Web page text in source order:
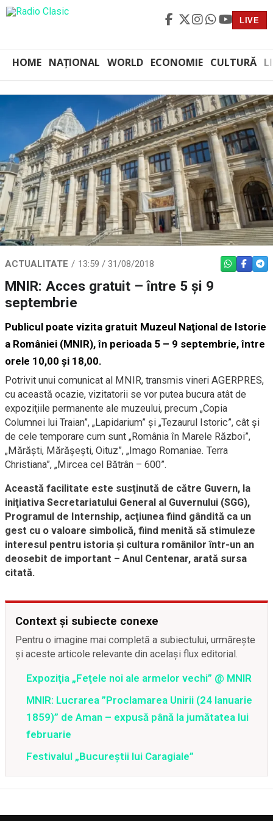
LIVE
HOME NAȚIONAL WORLD ECONOMIE CULTURĂ
ACTUALITATE 13:59 / 31/08/2018 WHATSAPP
MNIR: Acces gratuit – între 5 şi 9
septembrie
Publicul poate vizita gratuit Muzeul Naţional de Istorie
a României (MNIR), în perioada 5 – 9 septembrie, între
orele 10,00 şi 18,00.
Potrivit unui comunicat al MNIR, transmis vineri AGERPRES,
cu această ocazie, vizitatorii se vor putea bucura atât de
expoziţiile permanente ale muzeului, precum „Copia
Columnei lui Traian”, „Lapidarium” şi „Tezaurul Istoric”, cât şi
de cele temporare cum sunt „România în Marele Război”,
„Mărăşti, Mărăşeşti, Oituz”, „Imago Romaniae. Terra
Christiana”, „Mircea cel Bătrân – 600”.
Această facilitate este susţinută de către Guvern, la
iniţiativa Secretariatului General al Guvernului (SGG),
Programul de Internship, acţiunea fiind gândită ca un
gest cu o valoare simbolică, fiind menită să stimuleze
interesul pentru istoria şi cultura românilor într-un an
deosebit de important – Anul Centenar, arată sursa
citată.
Context și subiecte conexe
Pentru o imagine mai completă a subiectului, urmărește
și aceste articole relevante din același flux editorial.
Expoziţia „Feţele noi ale armelor vechi” @ MNIR
MNIR: Lucrarea ”Proclamarea Unirii (24 Ianuarie
1859)” de Aman – expusă până la jumătatea lui
februarie
Festivalul „Bucureştii lui Caragiale”